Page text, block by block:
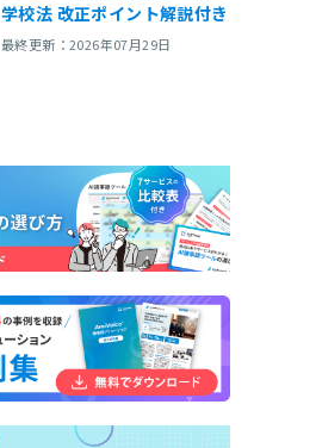
学校法 改正ポイント解説付き
最終更新：2026年07月29日